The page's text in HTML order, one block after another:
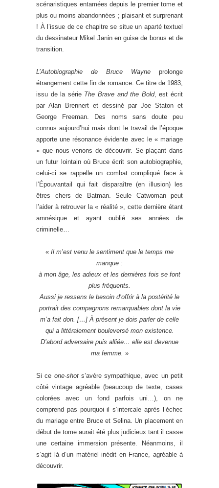
scénaristiques entamées depuis le premier tome et
plus ou moins abandonnées ; plaisant et surprenant
! À l’issue de ce chapitre se situe un aparté textuel
du dessinateur Mikel Janin en guise de bonus et de
transition.
L’Autobiographie de Bruce Wayne prolonge
étrangement cette fin de romance. Ce titre de 1983,
issu de la série The Brave and the Bold, est écrit
par Alan Brennert et dessiné par Joe Staton et
George Freeman. Des noms sans doute peu
connus aujourd’hui mais dont le travail de l’époque
apporte une résonance évidente avec le « mariage
» que nous venons de découvrir. Se plaçant dans
un futur lointain où Bruce écrit son autobiographie,
celui-ci se rappelle un combat compliqué face à
l’Épouvantail qui fait disparaître (en illusion) les
êtres chers de Batman. Seule Catwoman peut
l’aider à retrouver la « réalité », cette dernière étant
amnésique et ayant oublié ses années de
criminelle…
« Il m’est venu le sentiment que le temps me
manque :
à mon âge, les adieux et les dernières fois se font
plus fréquents.
Aussi je ressens le besoin d’offrir à la postérité le
portrait des compagnons remarquables dont la vie
m’a fait don. […] À présent je dois parler de celle
qui a littéralement bouleversé mon existence.
D’abord adversaire puis alliée… elle est devenue
ma femme. »
Si ce one-shots’avère sympathique, avec un petit
côté vintage agréable (beaucoup de texte, cases
colorées avec un fond parfois uni…), on ne
comprend pas pourquoi il s’intercale après l’échec
du mariage entre Bruce et Selina. Un placement en
début de tome aurait été plus judicieux tant il casse
une certaine immersion présente. Néanmoins, il
s’agit là d’un matériel inédit en France, agréable à
découvrir.